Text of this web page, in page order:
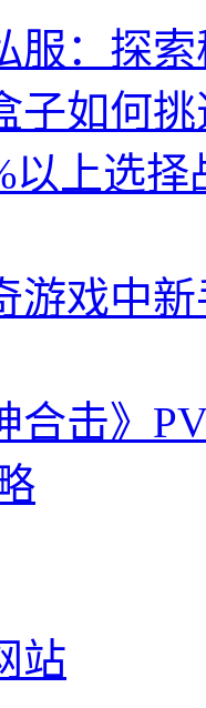
服：探
子如何
以上选
游戏中
合击》
站